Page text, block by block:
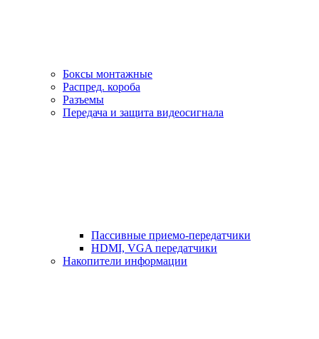
Боксы монтажные
Распред. короба
Разъемы
Передача и защита видеосигнала
Пассивные приемо-передатчики
HDMI, VGA передатчики
Накопители информации